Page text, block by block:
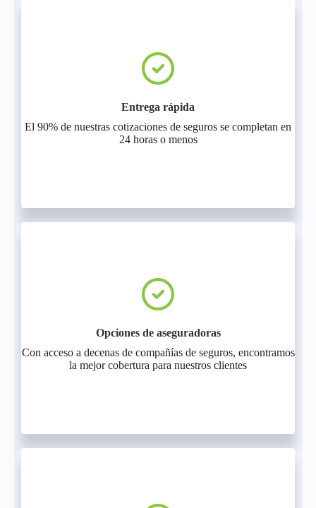
Entrega rápida
El 90% de nuestras cotizaciones de seguros se completan en
24 horas o menos
Opciones de aseguradoras
Con acceso a decenas de compañías de seguros, encontramos
la mejor cobertura para nuestros clientes